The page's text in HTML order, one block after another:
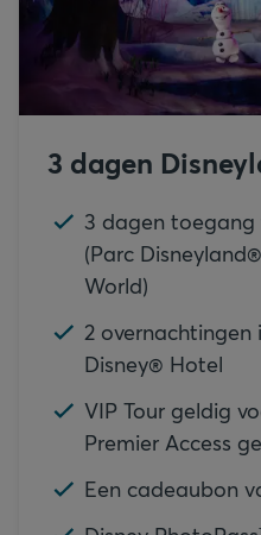
3 dagen
3 dagen
(Parc
World)
2 overnachtingen
Disney® Hotel
VIP Tour geldig
Premier Access
Een cadeaubon